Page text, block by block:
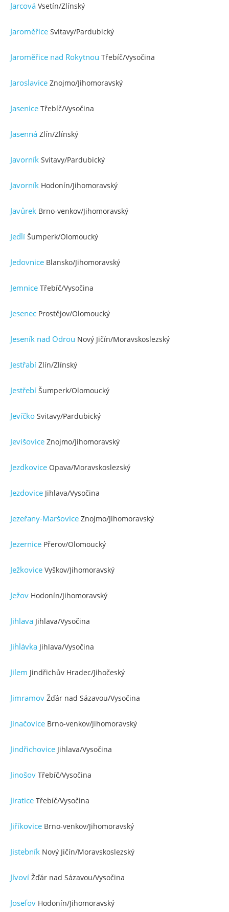
Jarcová Vsetín/Zlínský
Jaroměřice Svitavy/Pardubický
Jaroměřice nad Rokytnou Třebíč/Vysočina
Jaroslavice Znojmo/Jihomoravský
Jasenice Třebíč/Vysočina
Jasenná Zlín/Zlínský
Javorník Svitavy/Pardubický
Javorník Hodonín/Jihomoravský
Javůrek Brno-venkov/Jihomoravský
Jedlí Šumperk/Olomoucký
Jedovnice Blansko/Jihomoravský
Jemnice Třebíč/Vysočina
Jesenec Prostějov/Olomoucký
Jeseník nad Odrou Nový Jičín/Moravskoslezský
Jestřabí Zlín/Zlínský
Jestřebí Šumperk/Olomoucký
Jevíčko Svitavy/Pardubický
Jevišovice Znojmo/Jihomoravský
Jezdkovice Opava/Moravskoslezský
Jezdovice Jihlava/Vysočina
Jezeřany-Maršovice Znojmo/Jihomoravský
Jezernice Přerov/Olomoucký
Ježkovice Vyškov/Jihomoravský
Ježov Hodonín/Jihomoravský
Jihlava Jihlava/Vysočina
Jihlávka Jihlava/Vysočina
Jilem Jindřichův Hradec/Jihočeský
Jimramov Žďár nad Sázavou/Vysočina
Jinačovice Brno-venkov/Jihomoravský
Jindřichovice Jihlava/Vysočina
Jinošov Třebíč/Vysočina
Jiratice Třebíč/Vysočina
Jiříkovice Brno-venkov/Jihomoravský
Jistebník Nový Jičín/Moravskoslezský
Jívoví Žďár nad Sázavou/Vysočina
Josefov Hodonín/Jihomoravský